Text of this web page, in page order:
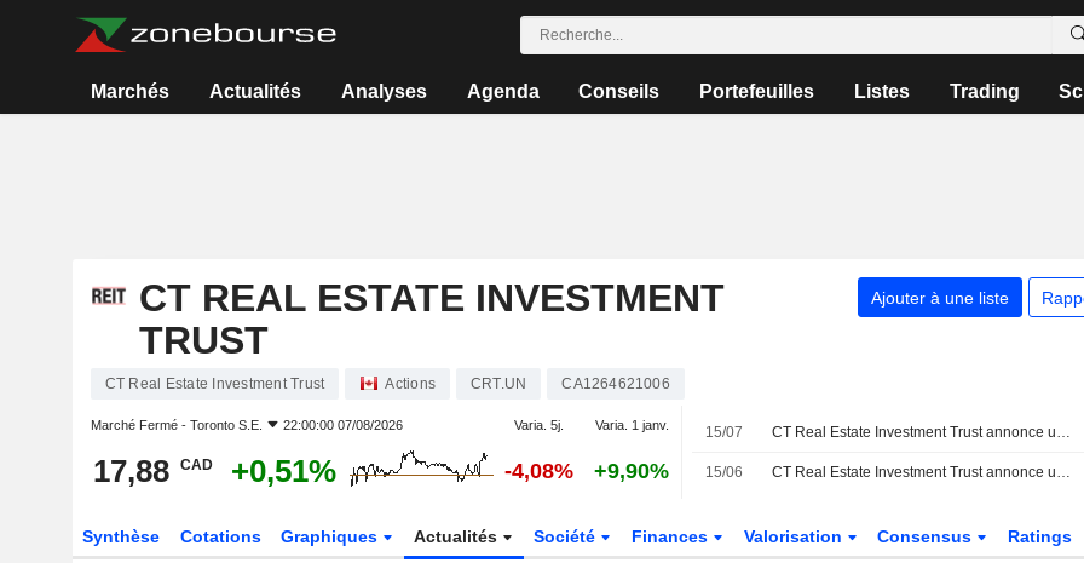
Marchés Actualités Analyses Agenda Conseils Portefeuilles Listes Trading
CT REAL ESTATE INVESTMENT
TRUST
Ajouter à une liste
CT Real Estate Investment Trust Actions CRT.UN CA1264621006
Marché Fermé - Toronto S.E. 22:00:00 07/08/2026 Varia. 5j. Varia. 1 janv.
17,88 CAD +0,51% -4,08% +9,90%
15/07 CT Real Estate Investment Trust annonce une distribution pour la période du 1er au 31 juillet 2026, payable le 17 août 2026
15/06 CT Real Estate Investment Trust annonce une distribution pour la période du 1er au 30 juin 2026, payable le 15 juillet 2026
Synthèse Cotations Graphiques Actualités Société Finances Valorisation Consensus Ratings